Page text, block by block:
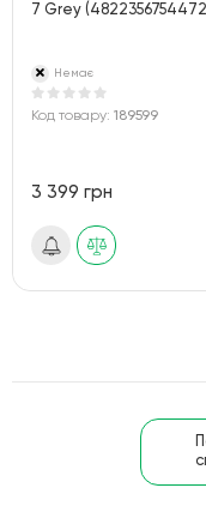
7 Grey
Немає
Код товару: 189599
3 399 грн